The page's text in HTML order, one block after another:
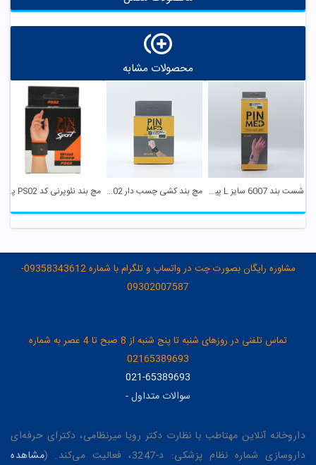
محصولات مشابه
شست بند 6007 سایز L پین مد مچ بند کشی چسب دار 6002 پین مد مچ بند نئوپرنی کد PS02 پین مد
مشاوره رایگان بصورت چت در واتساپ و تلگرام با شماره 09358343612-
09302007587
تماس تلفنی در روزهای شنبه تا پنج شنبه از 8 صبح تا 4 عصر به شماره
02165389693
021-65389693
سوالات متداول-
داروخانه آنلاین مهتاطب با نظارت دکتر رویا میرنظامی، دکترای حرفه‌ای
داروسازی شماره نظام پزشکی: د-3247، فعالیت می‌کند. (
مشاهده